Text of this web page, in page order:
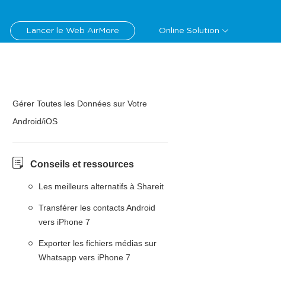
Lancer le Web AirMore Online Solution
Gérer Toutes les Données sur Votre
Android/iOS
Conseils et ressources
Les meilleurs alternatifs à Shareit
Transférer les contacts Android
vers iPhone 7
Exporter les fichiers médias sur
Whatsapp vers iPhone 7